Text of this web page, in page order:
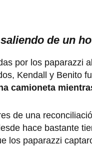
de un
por los paparazzi
Kendall y Benito
camioneta
de una
hace bastante
los paparazzi